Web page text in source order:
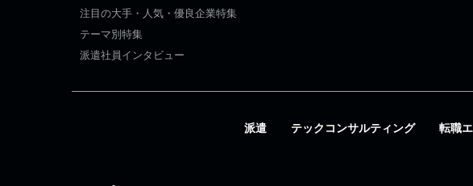
注目の大手・人気・優良企業特集
テーマ別特集
派遣社員インタビュー
派遣 テックコンサルティング 転職